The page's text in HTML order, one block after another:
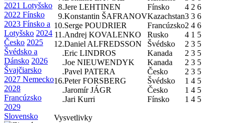
2021 Lotyšsko
2022 Fínsko
2023 Fínsko a
Lotyšsko 2024
Česko 2025
Švédsko a
Dánsko 2026
Švajčiarsko
2027 Nemecko
2028
Francúzsko
2029
Slovensko
8.Jere LEHTINEN Fínsko 4 2 6
9.Konstantin ŠAFRANOVKazachstan3 3 6
10.Serge POUDRIER Francúzsko2 4 6
11.Andrej KOVALENKO Rusko 4 1 5
12.Daniel ALFREDSSON Švédsko 2 3 5
.Eric LINDROS Kanada 2 3 5
.Joe NIEUWENDYK Kanada 2 3 5
.Pavel PATERA Česko 2 3 5
16.Peter FORSBERG Švédsko 1 4 5
.Jaromír JÁGR Česko 1 4 5
.Jari Kurri Fínsko 1 4 5
Vysvetlivky